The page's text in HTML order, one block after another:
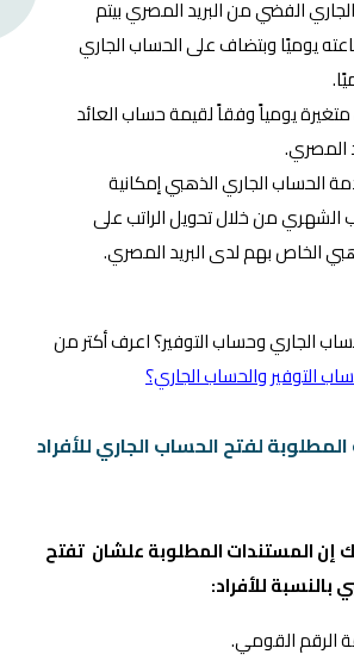
الفضي من البريد المصري بيتم
يوميًا وبتضاف على الحساب الجاري
يومياً وفقاً لقيمة حساب العائد
المصري.
الحساب الجاري الذهبي إمكانية
الشهري من خلال تحويل الراتب على
الخاص بهم لدى البريد المصري.
الجاري وحساب التوفير؟ اعرف أكتر من
التوفير والحساب الجاري؟
لفتح الحساب الجاري للأفراد
إن المستندات المطلوبة علشان تفتح
بالنسبة للأفراد:
الرقم القومي.